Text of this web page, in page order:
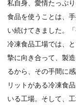
私自身、愛情たっぷ
食品を使うことは、
い続けてきました。
冷凍食品工場では、
摯に向き合って、製
るから、その手間に
リットがある冷凍食
いる工場。そして、